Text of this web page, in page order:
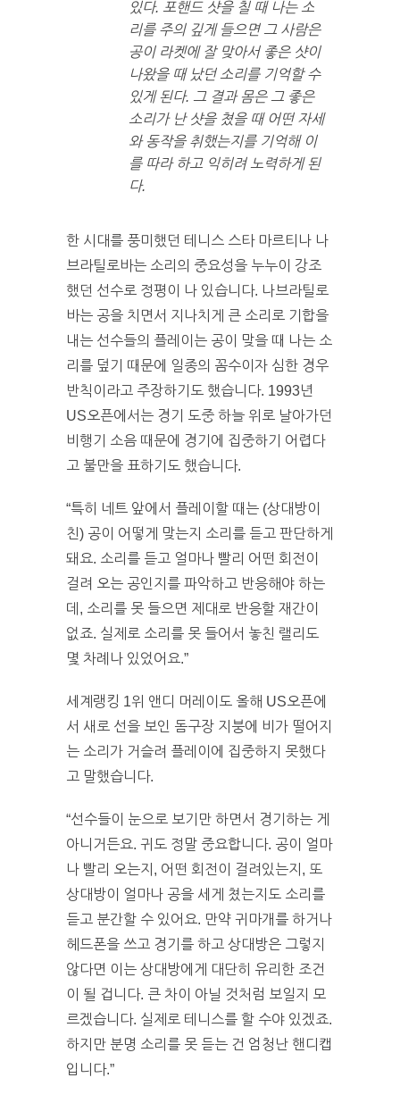
있다. 포핸드 샷을 칠 때 나는 소
리를 주의 깊게 들으면 그 사람은
공이 라켓에 잘 맞아서 좋은 샷이
나왔을 때 났던 소리를 기억할 수
있게 된다. 그 결과 몸은 그 좋은
소리가 난 샷을 쳤을 때 어떤 자세
와 동작을 취했는지를 기억해 이
를 따라 하고 익히려 노력하게 된
다.
한 시대를 풍미했던 테니스 스타 마르티나 나
브라틸로바는 소리의 중요성을 누누이 강조
했던 선수로 정평이 나 있습니다. 나브라틸로
바는 공을 치면서 지나치게 큰 소리로 기합을
내는 선수들의 플레이는 공이 맞을 때 나는 소
리를 덮기 때문에 일종의 꼼수이자 심한 경우
반칙이라고 주장하기도 했습니다. 1993년
US오픈에서는 경기 도중 하늘 위로 날아가던
비행기 소음 때문에 경기에 집중하기 어렵다
고 불만을 표하기도 했습니다.
“특히 네트 앞에서 플레이할 때는 (상대방이
친) 공이 어떻게 맞는지 소리를 듣고 판단하게
돼요. 소리를 듣고 얼마나 빨리 어떤 회전이
걸려 오는 공인지를 파악하고 반응해야 하는
데, 소리를 못 들으면 제대로 반응할 재간이
없죠. 실제로 소리를 못 들어서 놓친 랠리도
몇 차례나 있었어요.”
세계랭킹 1위 앤디 머레이도 올해 US오픈에
서 새로 선을 보인 돔구장 지붕에 비가 떨어지
는 소리가 거슬려 플레이에 집중하지 못했다
고 말했습니다.
“선수들이 눈으로 보기만 하면서 경기하는 게
아니거든요. 귀도 정말 중요합니다. 공이 얼마
나 빨리 오는지, 어떤 회전이 걸려있는지, 또
상대방이 얼마나 공을 세게 쳤는지도 소리를
듣고 분간할 수 있어요. 만약 귀마개를 하거나
헤드폰을 쓰고 경기를 하고 상대방은 그렇지
않다면 이는 상대방에게 대단히 유리한 조건
이 될 겁니다. 큰 차이 아닐 것처럼 보일지 모
르겠습니다. 실제로 테니스를 할 수야 있겠죠.
하지만 분명 소리를 못 듣는 건 엄청난 핸디캡
입니다.”